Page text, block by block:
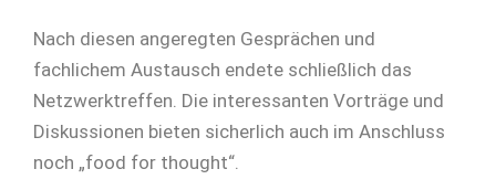
Nach diesen angeregten Gesprächen und
fachlichem Austausch endete schließlich das
Netzwerktreffen. Die interessanten Vorträge und
Diskussionen bieten sicherlich auch im Anschluss
noch „food for thought“.